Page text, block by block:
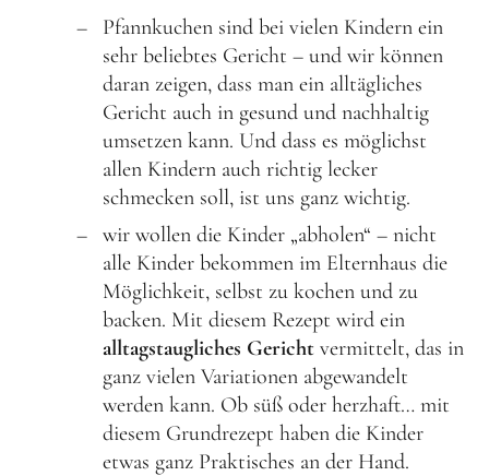
Kräuterwanderung und Outdoorkochen
Für KiTas
Frühlingsküche & Sprachschätze – Mit allen Sinnen
lernen
Winterzauber
Offene Angebote
Werde Klimabotschafter:in
Outdoor Koch-Geburtstag
Groß & Klein-Kochworkshop
Kindergeburtstag im KiKoMo
Mitmachen
Pfannkuchen sind bei vielen Kindern ein
sehr beliebtes Gericht – und wir können
daran zeigen, dass man ein alltägliches
Gericht auch in gesund und nachhaltig
umsetzen kann. Und dass es möglichst
allen Kindern auch richtig lecker
schmecken soll, ist uns ganz wichtig.
wir wollen die Kinder „abholen“ – nicht
alle Kinder bekommen im Elternhaus die
Möglichkeit, selbst zu kochen und zu
backen. Mit diesem Rezept wird ein
alltagstaugliches Gericht vermittelt, das in
ganz vielen Variationen abgewandelt
werden kann. Ob süß oder herzhaft… mit
diesem Grundrezept haben die Kinder
etwas ganz Praktisches an der Hand.